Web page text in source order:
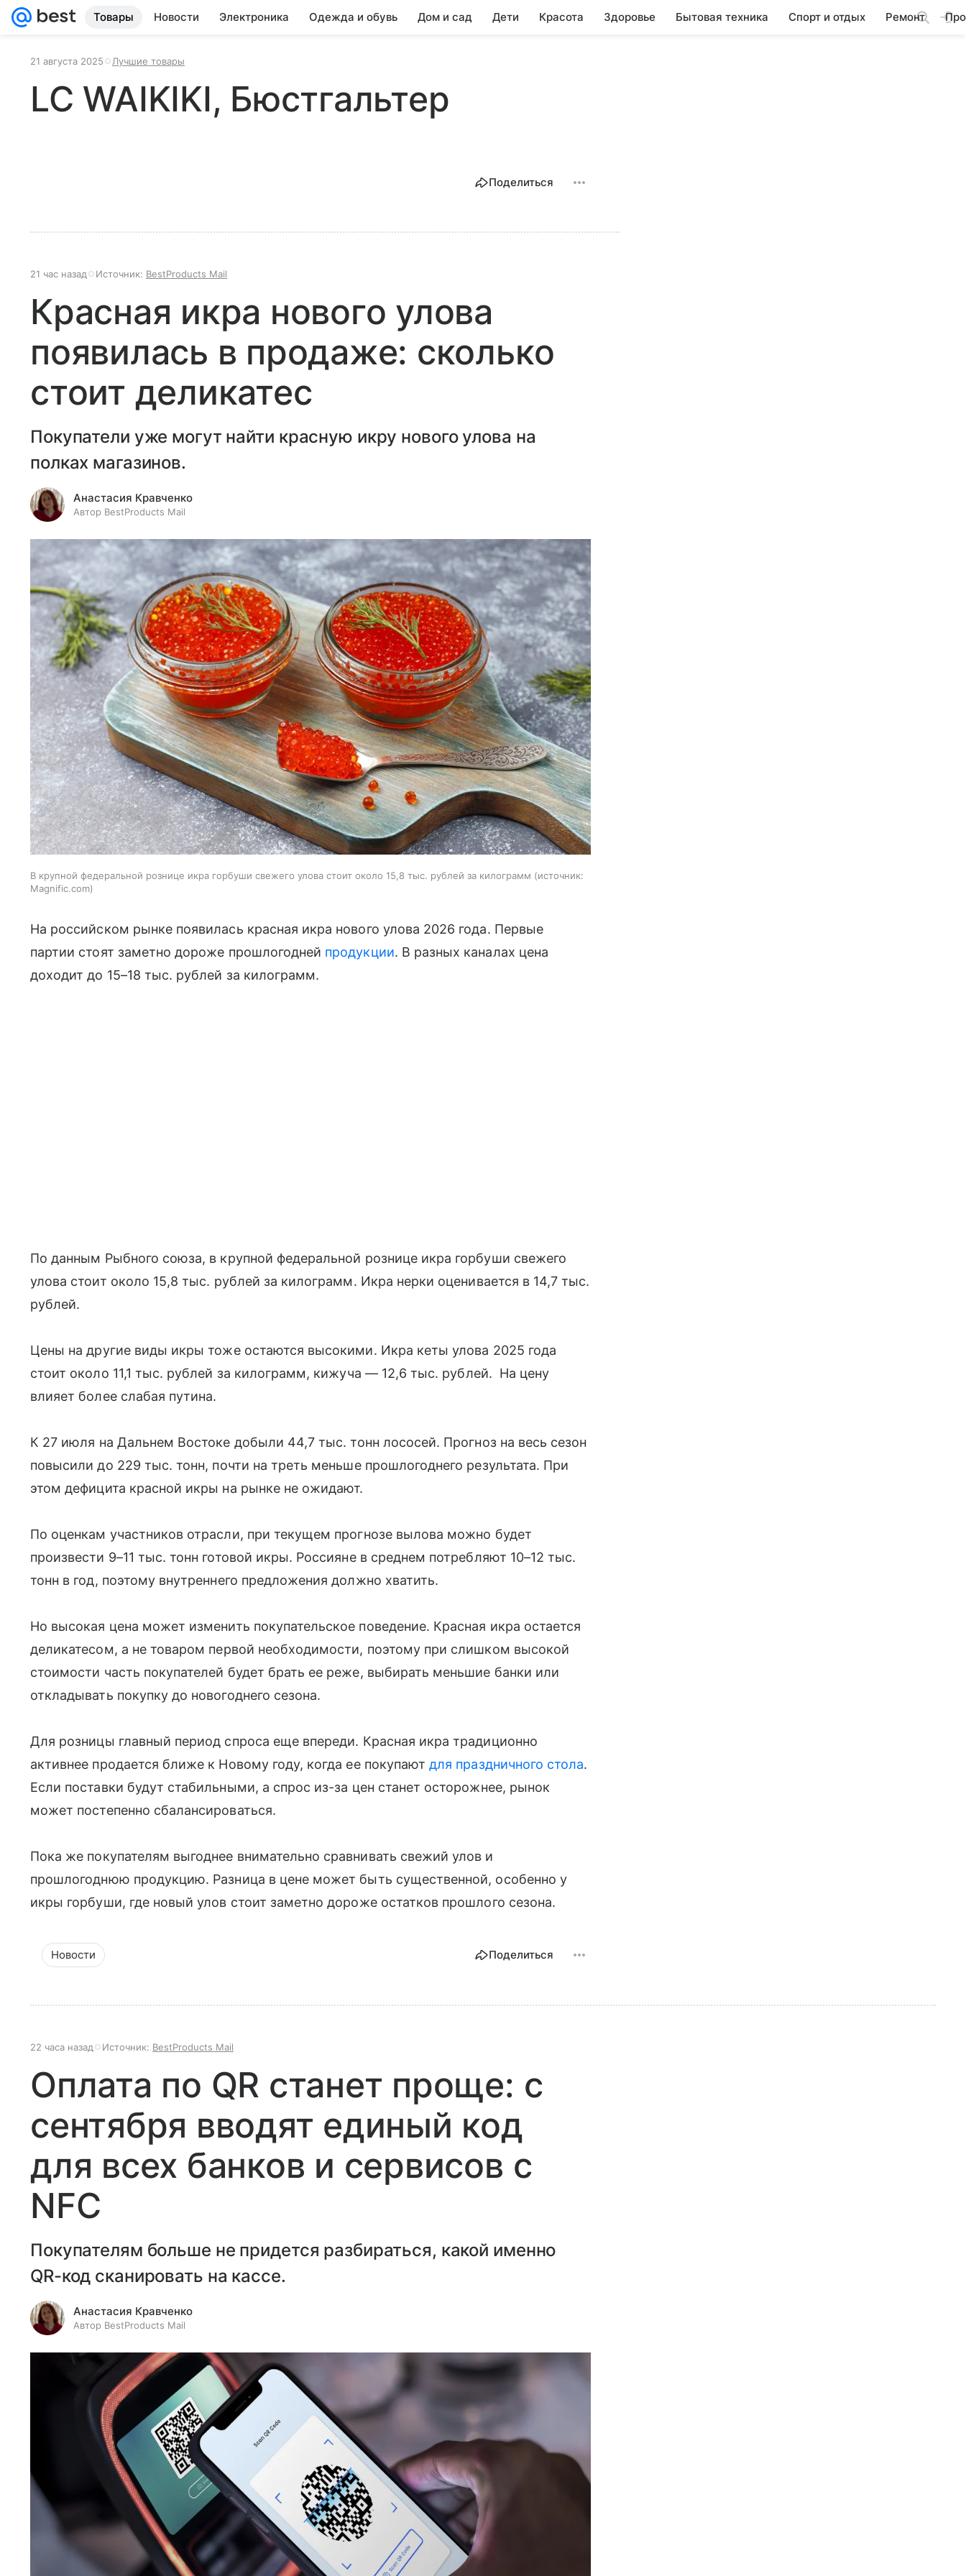
Товары Новости Электроника Одежда и обувь Дом и сад Дети Красота Здоровье Бытовая техника Спорт и отдых Ремонт
21 августа 2025 Лучшие товары
LC WAIKIKI, Бюстгальтер
Поделиться
21 час назад Источник: BestProducts Mail
Красная икра нового улова
появилась в продаже: сколько
стоит деликатес
Покупатели уже могут найти красную икру нового улова на
полках магазинов.
Анастасия Кравченко
Автор BestProducts Mail
В крупной федеральной рознице икра горбуши свежего улова стоит около 15,8 тыс. рублей за килограмм
источник:
Magnific.com
На российском рынке появилась красная икра нового улова 2026 года. Первые
партии стоят заметно дороже прошлогодней продукции. В разных каналах цена
доходит до 15–18 тыс. рублей за килограмм.
По данным Рыбного союза, в крупной федеральной рознице икра горбуши свежего
улова стоит около 15,8 тыс. рублей за килограмм. Икра нерки оценивается в 14,7 тыс.
рублей.
Цены на другие виды икры тоже остаются высокими. Икра кеты улова 2025 года
стоит около 11,1 тыс. рублей за килограмм, кижуча — 12,6 тыс. рублей. На цену
влияет более слабая путина.
К 27 июля на Дальнем Востоке добыли 44,7 тыс. тонн лососей. Прогноз на весь сезон
повысили до 229 тыс. тонн, почти на треть меньше прошлогоднего результата. При
этом дефицита красной икры на рынке не ожидают.
По оценкам участников отрасли, при текущем прогнозе вылова можно будет
произвести 9–11 тыс. тонн готовой икры. Россияне в среднем потребляют 10–12 тыс.
тонн в год, поэтому внутреннего предложения должно хватить.
Но высокая цена может изменить покупательское поведение. Красная икра остается
деликатесом, а не товаром первой необходимости, поэтому при слишком высокой
стоимости часть покупателей будет брать ее реже, выбирать меньшие банки или
откладывать покупку до новогоднего сезона.
Для розницы главный период спроса еще впереди. Красная икра традиционно
активнее продается ближе к Новому году, когда ее покупаютдля праздничного стола.
Если поставки будут стабильными, а спрос из-за цен станет осторожнее, рынок
может постепенно сбалансироваться.
Пока же покупателям выгоднее внимательно сравнивать свежий улов и
прошлогоднюю продукцию. Разница в цене может быть существенной, особенно у
икры горбуши, где новый улов стоит заметно дороже остатков прошлого сезона.
Новости Поделиться
22 часа назад Источник: BestProducts Mail
Оплата по QR станет проще: с
сентября вводят единый код
для всех банков и сервисов с
NFC
Покупателям больше не придется разбираться, какой именно
QR-код сканировать на кассе.
Анастасия Кравченко
Автор BestProducts Mail